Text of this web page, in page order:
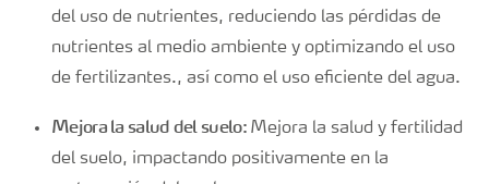
del uso de nutrientes, reduciendo las pérdidas de
nutrientes al medio ambiente y optimizando el uso
de fertilizantes., así como el uso eficiente del agua.
Mejora la salud del suelo: Mejora la salud y fertilidad
del suelo, impactando positivamente en la